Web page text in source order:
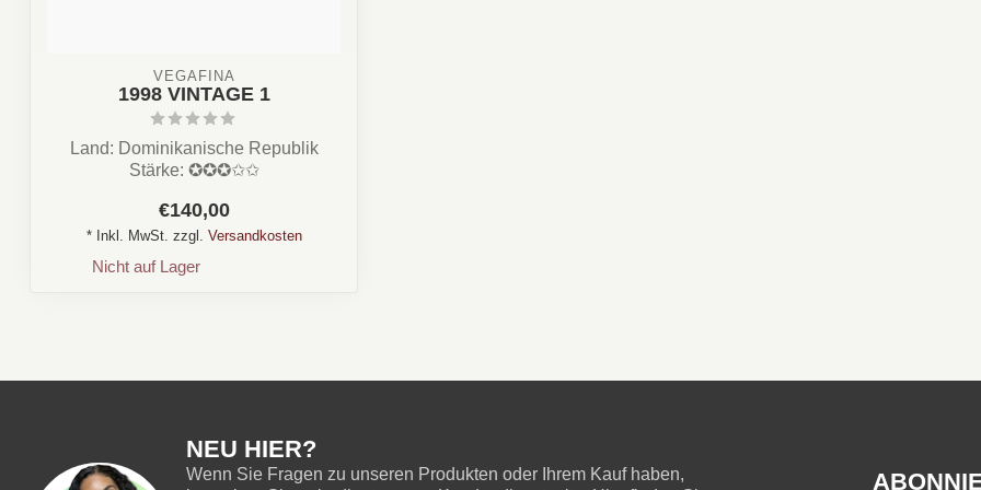
VEGAFINA
1998 VINTAGE 1
Land: Dominikanische Republik
Stärke: ✪✪✪✩✩
€140,00
* Inkl. MwSt. zzgl. Versandkosten
Nicht auf Lager
NEU HIER?
Wenn Sie Fragen zu unseren Produkten oder Ihrem Kauf haben,